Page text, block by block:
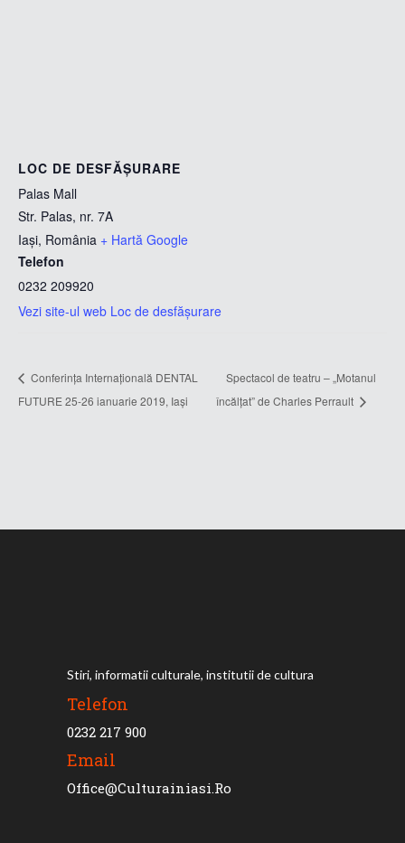
LOC DE DESFĂȘURARE
Palas Mall
Str. Palas, nr. 7A
Iași, România + Hartă Google
Telefon
0232 209920
Vezi site-ul web Loc de desfășurare
Conferinţa Internaţională DENTAL
FUTURE 25-26 ianuarie 2019, Iaşi
Spectacol de teatru – „Motanul
încălţat” de Charles Perrault
Stiri, informatii culturale, institutii de cultura
Telefon
0232 217 900
Email
Office@culturainiasi.ro